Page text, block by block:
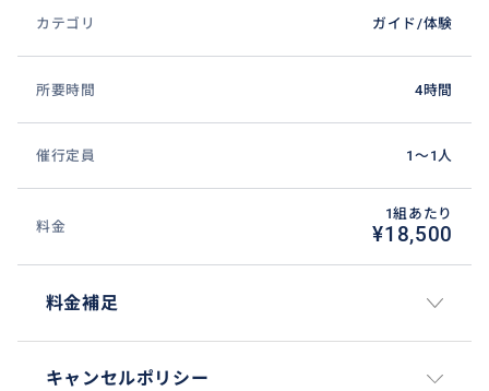
カテゴリ ガイド/体験
所要時間 4時間
催行定員 1〜1人
料金
1組あたり
¥18,500
料金補足
キャンセルポリシー